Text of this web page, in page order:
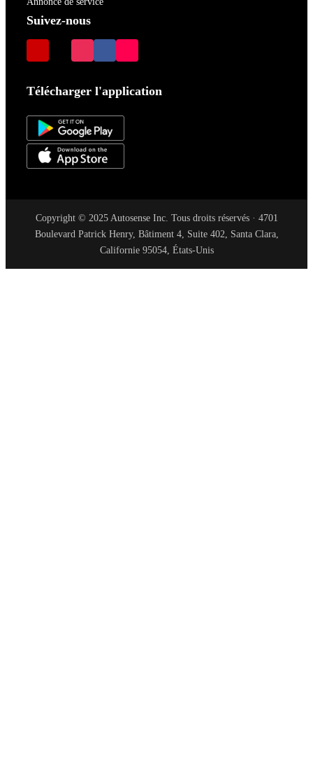
Suivez-nous
Télécharger l'application
Copyright © 2025 Autosense Inc. Tous droits réservés · 4701
Boulevard Patrick Henry, Bâtiment 4, Suite 402, Santa Clara,
Californie 95054, États-Unis